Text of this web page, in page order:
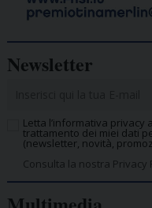
Newsletter
Letta l’informativa
trattamento dei miei dati
(newsletter, novità,
Consulta la nostra Privacy